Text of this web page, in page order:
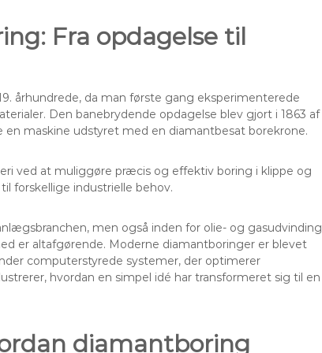
Fra opdagelse til
århundrede, da man første gang eksperimenterede
Den banebrydende opdagelse blev gjort i 1863 af
maskine udstyret med en diamantbesat borekrone.
ved at muliggøre præcis og effektiv boring i klippe og
forskellige industrielle behov.
men også inden for olie- og gasudvinding
er altafgørende. Moderne diamantboringer er blevet
computerstyrede systemer, der optimerer
hvordan en simpel idé har transformeret sig til en
diamantboring